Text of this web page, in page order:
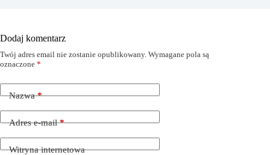
Dodaj komentarz
Twój adres email nie zostanie opublikowany. Wymagane pola są
oznaczone *
Nazwa*
Adres e-mail*
Witryna internetowa